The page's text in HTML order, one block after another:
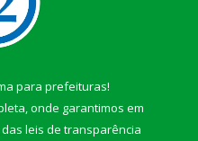
para prefeituras!
onde garantimos em
leis de transparência